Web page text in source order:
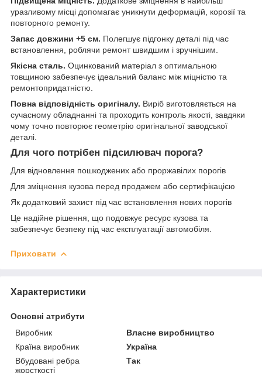
уразливому місці допомагає уникнути деформацій, корозії та
повторного ремонту.
Запас довжини +5 см. Полегшує підгонку деталі під час
встановлення, роблячи ремонт швидшим і зручнішим.
Якісна сталь. Оцинкований матеріал з оптимальною
товщиною забезпечує ідеальний баланс між міцністю та
ремонтопридатністю.
Повна відповідність оригіналу. Виріб виготовляється на
сучасному обладнанні та проходить контроль якості, завдяки
чому точно повторює геометрію оригінальної заводської
деталі.
Для чого потрібен підсилювач порога?
Для відновлення пошкоджених або проржавілих порогів
Для зміцнення кузова перед продажем або сертифікацією
Як додатковий захист під час встановлення нових порогів
Це надійне рішення, що подовжує ресурс кузова та
забезпечує безпеку під час експлуатації автомобіля.
Приховати
Характеристики
Основні атрибути
Виробник
Власне виробництво
Країна виробник
Україна
Вбудовані ребра
жорсткості
Так